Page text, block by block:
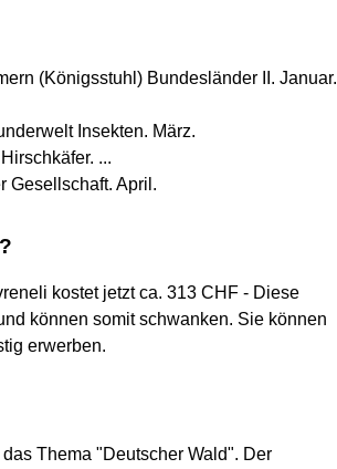
(Königsstuhl) Bundesländer II. Januar.
Insekten. März.
...
Gesellschaft. April.
kostet jetzt ca. 313 CHF - Diese
können somit schwanken. Sie können
erwerben.
Thema "Deutscher Wald". Der